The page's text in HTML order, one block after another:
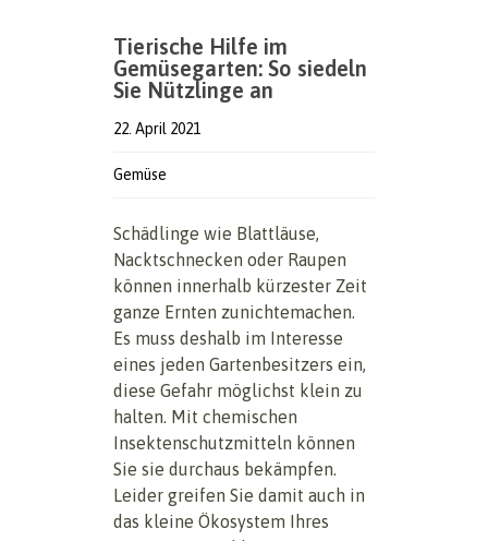
Tierische Hilfe im
Gemüsegarten: So siedeln
Sie Nützlinge an
22. April 2021
Gemüse
Schädlinge wie Blattläuse,
Nacktschnecken oder Raupen
können innerhalb kürzester Zeit
ganze Ernten zunichtemachen.
Es muss deshalb im Interesse
eines jeden Gartenbesitzers ein,
diese Gefahr möglichst klein zu
halten. Mit chemischen
Insektenschutzmitteln können
Sie sie durchaus bekämpfen.
Leider greifen Sie damit auch in
das kleine Ökosystem Ihres